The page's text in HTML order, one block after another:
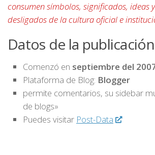
consumen símbolos, significados, ideas
desligados de la cultura oficial e
Datos de la publicación
Comenzó en septiembre del
Plataforma de Blog: Blogger
permite comentarios, su sidebar
de blogs»
Puedes visitar Post-Data